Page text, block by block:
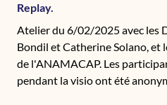
Replay.
Atelier du 6/02/2025 avec les
Bondil et Catherine Solano, et
de l'ANAMACAP. Les
pendant la visio ont été